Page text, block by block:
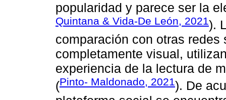
popularidad y parece ser la
Quintana & Vida-De León, 2021).
comparación con otras
completamente visual,
experiencia de la lectura de
(Pinto- Maldonado, 2021). De